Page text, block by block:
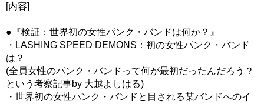
[内容]
●『検証：世界初の女性パンク・バンドは何か？』
・LASHING SPEED DEMONS：初の女性パンク・バンド
は？
(全員女性のパンク・バンドって何が最初だったんだろう？
という考察記事by 大越よしはる)
・世界初の女性パンク・バンドと目される某バンドへのイ